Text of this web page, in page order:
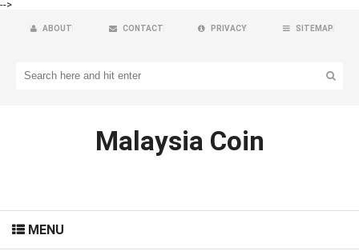
-->
ABOUT CONTACT PRIVACY SITEMAP
Malaysia Coin
MENU